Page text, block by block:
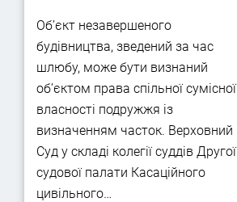
Об’єкт незавершеного
будівництва, зведений за час
шлюбу, може бути визнаний
об’єктом права спільної сумісної
власності подружжя із
визначенням часток. Верховний
Суд у складі колегії суддів Другої
судової палати Касаційного
цивільного…